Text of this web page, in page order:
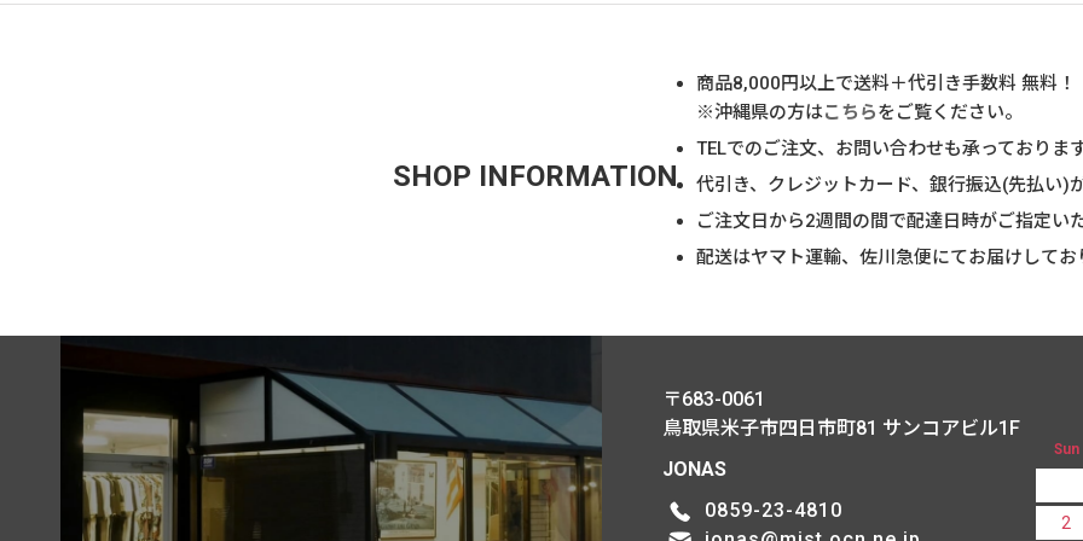
SHOP INFORMATION
商品8,000円以上で送料＋代引き手数料 無料！
※沖縄県の方はこちらをご覧ください。
TELでのご注文、お問い合わせも承っておりま
代引き、クレジットカード、銀行振込(先払い)
ご注文日から2週間の間で配達日時がご指定い
配送はヤマト運輸、佐川急便にてお届けしてお
〒683-0061
鳥取県米子市四日市町81 サンコアビル1F
JONAS
0859-23-4810
Sun
2